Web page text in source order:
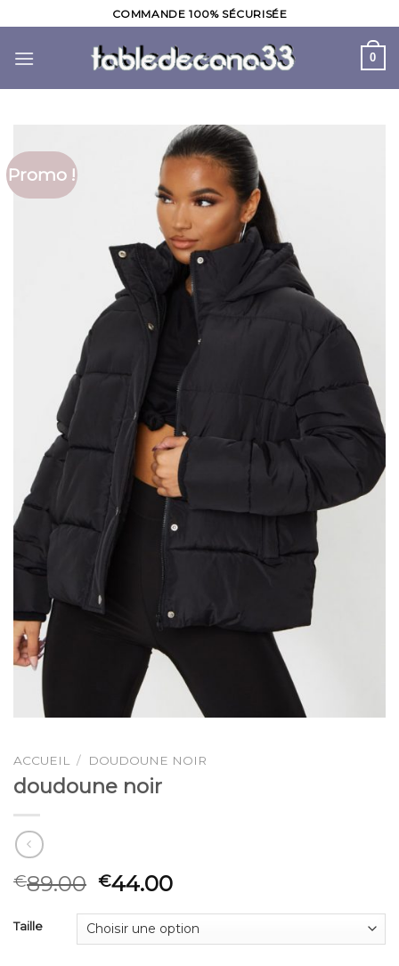
to
content
COMMANDE 100% SÉCURISÉE
0
Promo !
ACCUEIL / DOUDOUNE NOIR
doudoune noir
€89.00 €44.00
Taille